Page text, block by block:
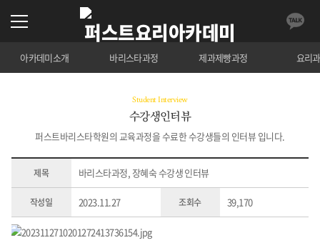
아카데미소개 바리스타과정 제과제빵과정 요리
Student Interview
수강생인터뷰
퍼스트바리스타학원의 교육과정을 수료한 수강생들의 인터뷰 입니다.
제목 바리스타과정, 장혜숙 수강생 인터뷰
작성일 2023.11.27 조회수 39,170